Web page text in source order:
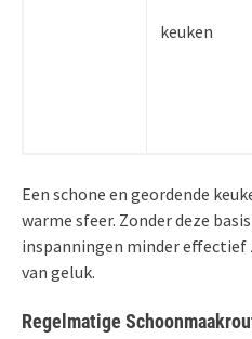
keuken
Een schone en geordende
warme sfeer. Zonder deze
inspanningen minder effectief
van geluk.
Regelmatige